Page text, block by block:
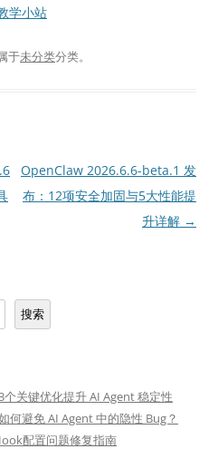
学小站
于未分类分类。
OpenClaw 2026.6.6-beta.1 发
布：12项安全加固与5大性能提
升详解 →
搜索
关键优化提升 AI Agent 稳定性
何避免 AI Agent 中的隐性 Bug？
配置问题修复指南